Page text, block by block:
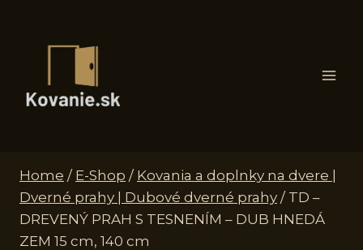
Home / E-Shop / Kovania a doplnky na dvere |
Dverné prahy | Dubové dverné prahy / TD –
DREVENÝ PRAH S TESNENÍM – DUB HNEDÁ
ZEM 15 cm, 140 cm